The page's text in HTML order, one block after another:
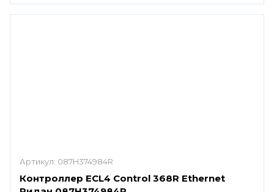
Артикул: 087H374984R
Контроллер ECL4 Control 368R Ethernet